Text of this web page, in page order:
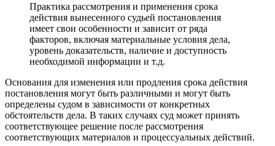
Практика рассмотрения и применения срока
действия вынесенного судьей постановления
имеет свои особенности и зависит от ряда
факторов, включая материальные условия дела,
уровень доказательств, наличие и доступность
необходимой информации и т.д.
Основания для изменения или продления срока действия
постановления могут быть различными и могут быть
определены судом в зависимости от конкретных
обстоятельств дела. В таких случаях суд может принять
соответствующее решение после рассмотрения
соответствующих материалов и процессуальных действий.